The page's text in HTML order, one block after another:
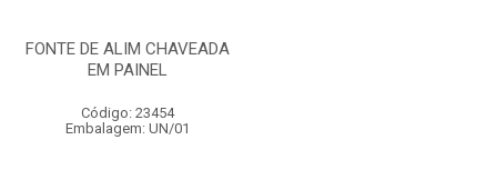
FONTE DE ALIM CHAVEADA
EM PAINEL
Código: 23454
Embalagem: UN/01